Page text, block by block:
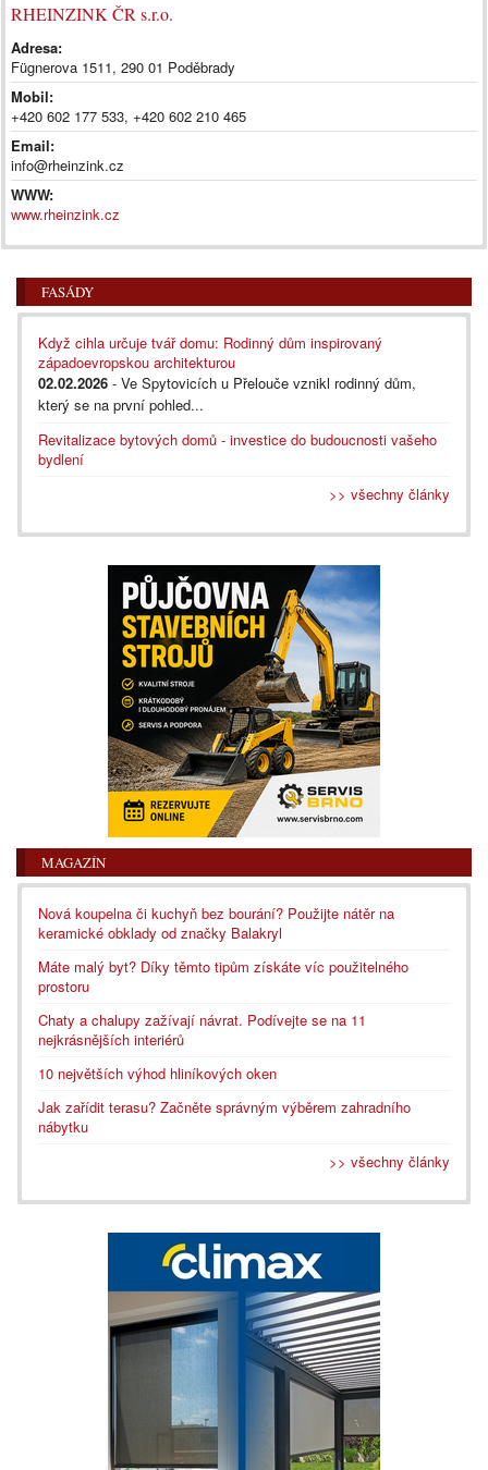
RHEINZINK ČR s.r.o.
Adresa:
Fügnerova 1511, 290 01 Poděbrady
Mobil:
+420 602 177 533, +420 602 210 465
Email:
info@rheinzink.cz
WWW:
www.rheinzink.cz
FASÁDY
Když cihla určuje tvář domu: Rodinný dům inspirovaný
západoevropskou architekturou
02.02.2026 - Ve Spytovicích u Přelouče vznikl rodinný dům,
který se na první pohled...
Revitalizace bytových domů - investice do budoucnosti vašeho
bydlení
>> všechny články
MAGAZÍN
Nová koupelna či kuchyň bez bourání? Použijte nátěr na
keramické obklady od značky Balakryl
Máte malý byt? Díky těmto tipům získáte víc použitelného
prostoru
Chaty a chalupy zažívají návrat. Podívejte se na 11
nejkrásnějších interiérů
10 největších výhod hliníkových oken
Jak zařídit terasu? Začněte správným výběrem zahradního
nábytku
>> všechny články